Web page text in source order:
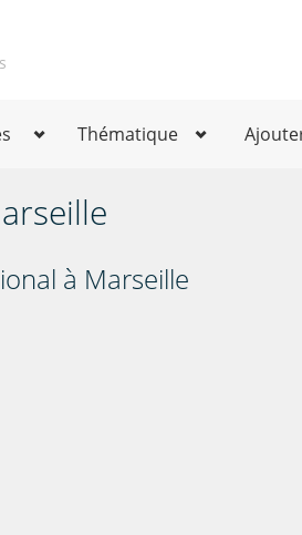
Thématique
à Marseille